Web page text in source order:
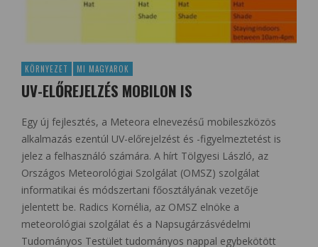
KÖRNYEZET MI MAGYAROK
UV-ELŐREJELZÉS MOBILON IS
Egy új fejlesztés, a Meteora elnevezésű mobileszközös
alkalmazás ezentúl UV-előrejelzést és -figyelmeztetést is
jelez a felhasználó számára. A hírt Tölgyesi László, az
Országos Meteorológiai Szolgálat (OMSZ) szolgálat
informatikai és módszertani főosztályának vezetője
jelentett be. Radics Kornélia, az OMSZ elnöke a
meteorológiai szolgálat és a Napsugárzásvédelmi
Tudományos Testület tudományos nappal egybekötött